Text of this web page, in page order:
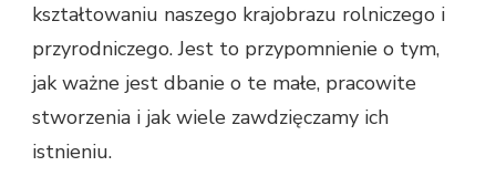
kształtowaniu naszego krajobrazu rolniczego i
przyrodniczego. Jest to przypomnienie o tym,
jak ważne jest dbanie o te małe, pracowite
stworzenia i jak wiele zawdzięczamy ich
istnieniu.